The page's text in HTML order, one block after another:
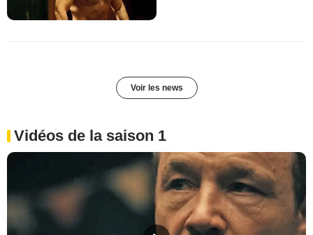
Voir les news
Vidéos de la saison 1